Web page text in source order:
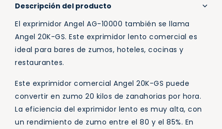
Descripción del producto
El exprimidor Angel AG-10000 también se llama
Angel 20K-GS. Este exprimidor lento comercial es
ideal para bares de zumos, hoteles, cocinas y
restaurantes.
Este exprimidor comercial Angel 20K-GS puede
convertir en zumo 20 kilos de zanahorias por hora.
La eficiencia del exprimidor lento es muy alta, con
un rendimiento de zumo entre el 80 y el 85%. En